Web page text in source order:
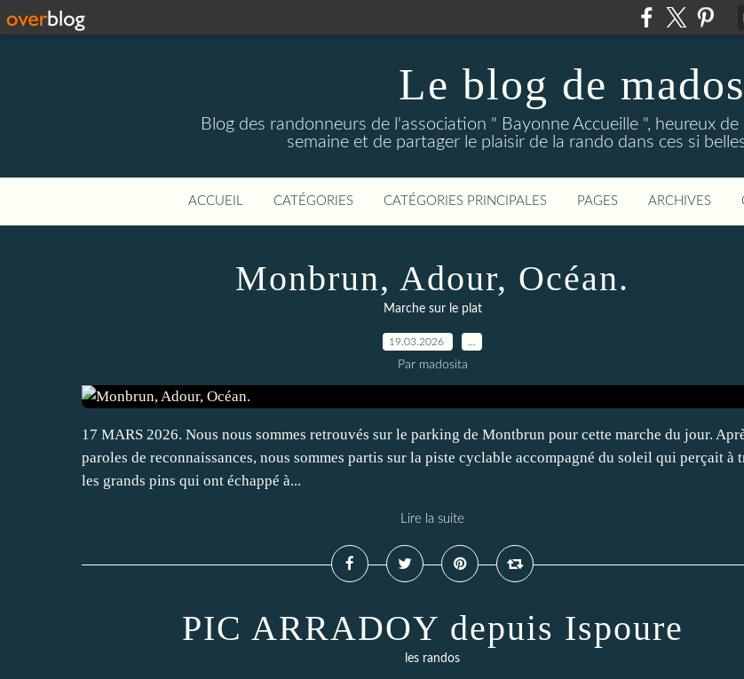
Le blog de
Blog des randonneurs de l'association " Bayonne Accueille ", heureux
semaine et de partager le plaisir de la rando dans ces si
ACCUEIL CATÉGORIES CATÉGORIES PRINCIPALES PAGES ARCHIVES
Monbrun, Adour, Océan.
Marche sur le plat
19.03.2026
Par madosita
17 MARS 2026. Nous nous sommes retrouvés sur le parking de Montbrun pour cette marche du jour.
paroles de reconnaissances, nous sommes partis sur la piste cyclable accompagné du soleil qui perçait à
les grands pins qui ont échappé à...
Lire la suite
PIC ARRADOY depuis Ispoure
les randos